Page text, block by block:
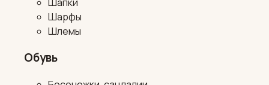
Шарфы
Шлемы
Обувь